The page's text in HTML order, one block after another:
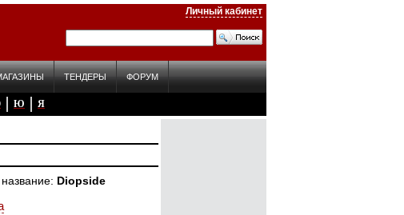
Личный кабинет
ТЕНДЕРЫ ФОРУМ
Ю Я
Diopside